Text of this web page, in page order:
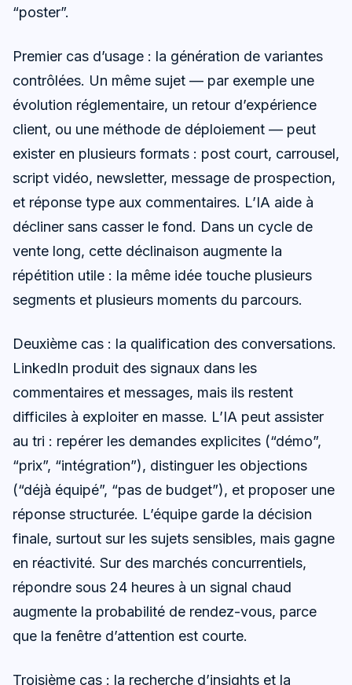
“poster”.
Premier cas d’usage : la génération de variantes
contrôlées. Un même sujet — par exemple une
évolution réglementaire, un retour d’expérience
client, ou une méthode de déploiement — peut
exister en plusieurs formats : post court, carrousel,
script vidéo, newsletter, message de prospection,
et réponse type aux commentaires. L’IA aide à
décliner sans casser le fond. Dans un cycle de
vente long, cette déclinaison augmente la
répétition utile : la même idée touche plusieurs
segments et plusieurs moments du parcours.
Deuxième cas : la qualification des conversations.
LinkedIn produit des signaux dans les
commentaires et messages, mais ils restent
difficiles à exploiter en masse. L’IA peut assister
au tri : repérer les demandes explicites (“démo”,
“prix”, “intégration”), distinguer les objections
(“déjà équipé”, “pas de budget”), et proposer une
réponse structurée. L’équipe garde la décision
finale, surtout sur les sujets sensibles, mais gagne
en réactivité. Sur des marchés concurrentiels,
répondre sous 24 heures à un signal chaud
augmente la probabilité de rendez-vous, parce
que la fenêtre d’attention est courte.
Troisième cas : la recherche d’insights et la